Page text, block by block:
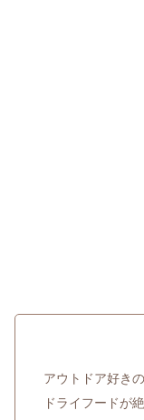
アウトドア好き
ドライフードが